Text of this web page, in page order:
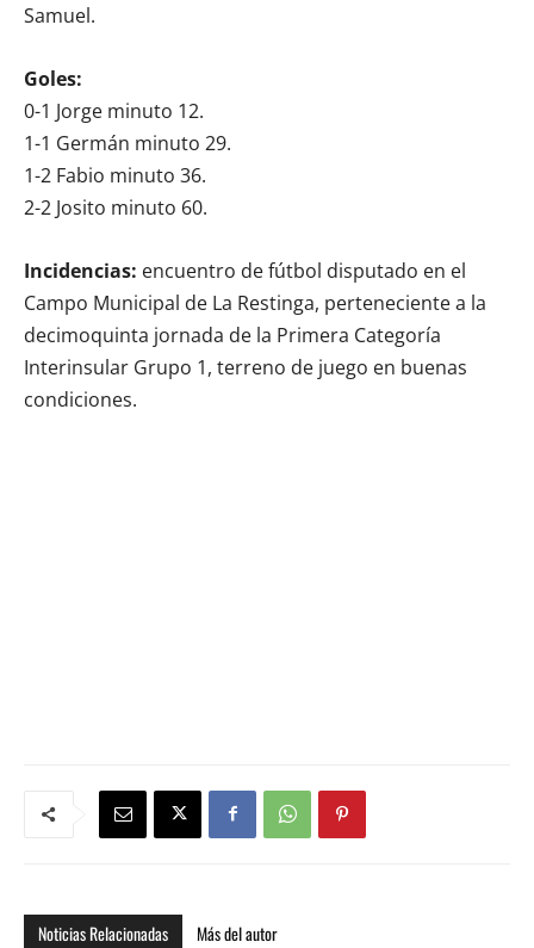
Samuel.
Goles:
0-1 Jorge minuto 12.
1-1 Germán minuto 29.
1-2 Fabio minuto 36.
2-2 Josito minuto 60.
Incidencias: encuentro de fútbol disputado en el
Campo Municipal de La Restinga, perteneciente a la
decimoquinta jornada de la Primera Categoría
Interinsular Grupo 1, terreno de juego en buenas
condiciones.
Noticias Relacionadas Más del autor